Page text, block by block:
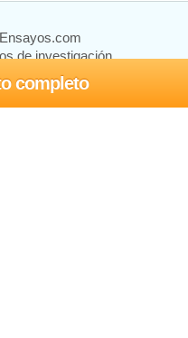
completo
de investigación